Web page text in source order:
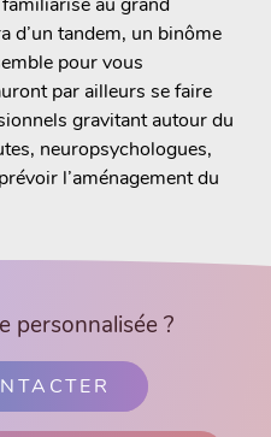
d’un tandem, un binôme
pour vous
par ailleurs se faire
gravitant autour du
neuropsychologues,
l’aménagement du
personnalisée ?